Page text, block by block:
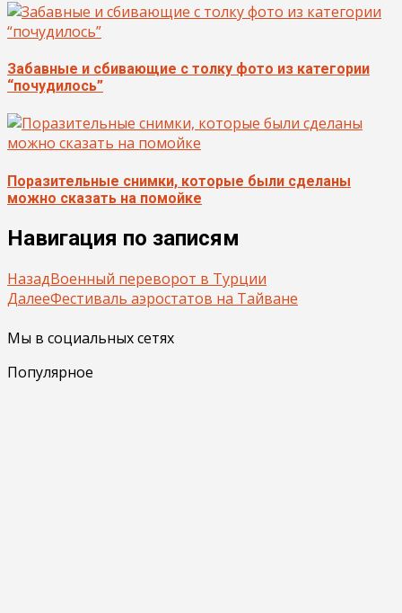
Забавные и сбивающие с толку фото из категории
“почудилось”
Поразительные снимки, которые были сделаны
можно сказать на помойке
Навигация по записям
НазадВоенный переворот в Турции
ДалееФестиваль аэростатов на Тайване
Мы в социальных сетях
Популярное